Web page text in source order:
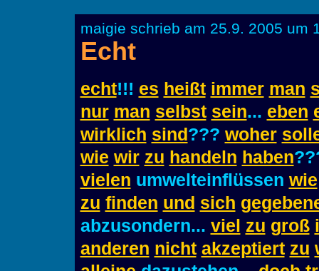
maigie schrieb am 25.9. 2005 um
Echt
echt!!! es heißt immer man
nur man selbst sein... eben
wirklich sind??? woher
wie wir zu handeln haben
vielen umwelteinflüssen wie
zu finden und sich
abzusondern... viel zu groß
anderen nicht akzeptiert zu